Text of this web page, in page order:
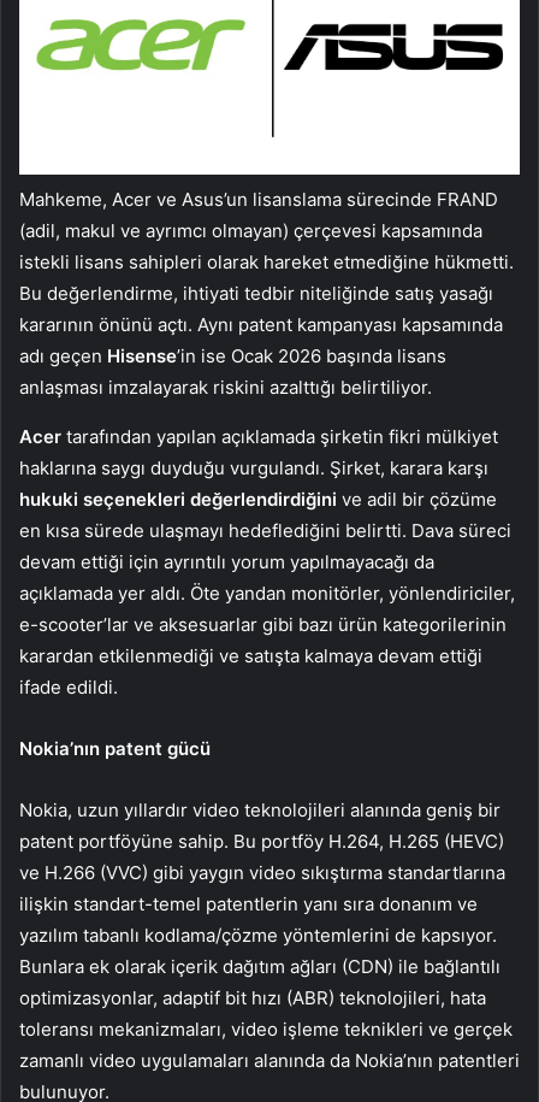
Mahkeme, Acer ve Asus’un lisanslama sürecinde FRAND
(adil, makul ve ayrımcı olmayan) çerçevesi kapsamında
istekli lisans sahipleri olarak hareket etmediğine hükmetti.
Bu değerlendirme, ihtiyati tedbir niteliğinde satış yasağı
kararının önünü açtı. Aynı patent kampanyası kapsamında
adı geçen Hisense’in ise Ocak 2026 başında lisans
anlaşması imzalayarak riskini azalttığı belirtiliyor.
Acer tarafından yapılan açıklamada şirketin fikri mülkiyet
haklarına saygı duyduğu vurgulandı. Şirket, karara karşı
hukuki seçenekleri değerlendirdiğini ve adil bir çözüme
en kısa sürede ulaşmayı hedeflediğini belirtti. Dava süreci
devam ettiği için ayrıntılı yorum yapılmayacağı da
açıklamada yer aldı. Öte yandan monitörler, yönlendiriciler,
e-scooter’lar ve aksesuarlar gibi bazı ürün kategorilerinin
karardan etkilenmediği ve satışta kalmaya devam ettiği
ifade edildi.
Nokia’nın patent gücü
Nokia, uzun yıllardır video teknolojileri alanında geniş bir
patent portföyüne sahip. Bu portföy H.264, H.265 (HEVC)
ve H.266 (VVC) gibi yaygın video sıkıştırma standartlarına
ilişkin standart-temel patentlerin yanı sıra donanım ve
yazılım tabanlı kodlama/çözme yöntemlerini de kapsıyor.
Bunlara ek olarak içerik dağıtım ağları (CDN) ile bağlantılı
optimizasyonlar, adaptif bit hızı (ABR) teknolojileri, hata
toleransı mekanizmaları, video işleme teknikleri ve gerçek
zamanlı video uygulamaları alanında da Nokia’nın patentleri
bulunuyor.